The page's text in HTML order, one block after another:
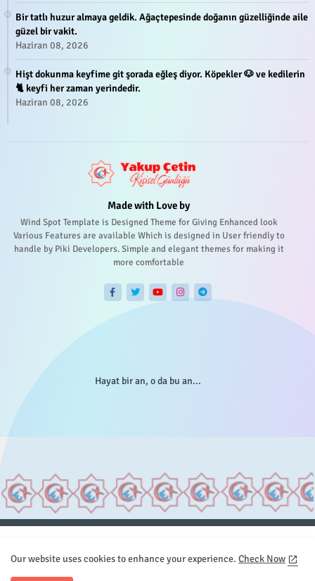
Bir tatlı huzur almaya geldik. Ağaçtepesinde doğanın güzelliğinde aile
güzel bir vakit.
Haziran 08, 2026
Hişt dokunma keyfime git şorada eğleş diyor. Köpekler 🐶 ve kedilerin
🐈 keyfi her zaman yerindedir.
Haziran 08, 2026
Made with Love by
Wind Spot Template is Designed Theme for Giving Enhanced look
Various Features are available Which is designed in User friendly to
handle by Piki Developers. Simple and elegant themes for making it
more comfortable
Hayat bir an, o da bu an...
Sitemap
İletişim
Our website uses cookies to enhance your experience. Check Now